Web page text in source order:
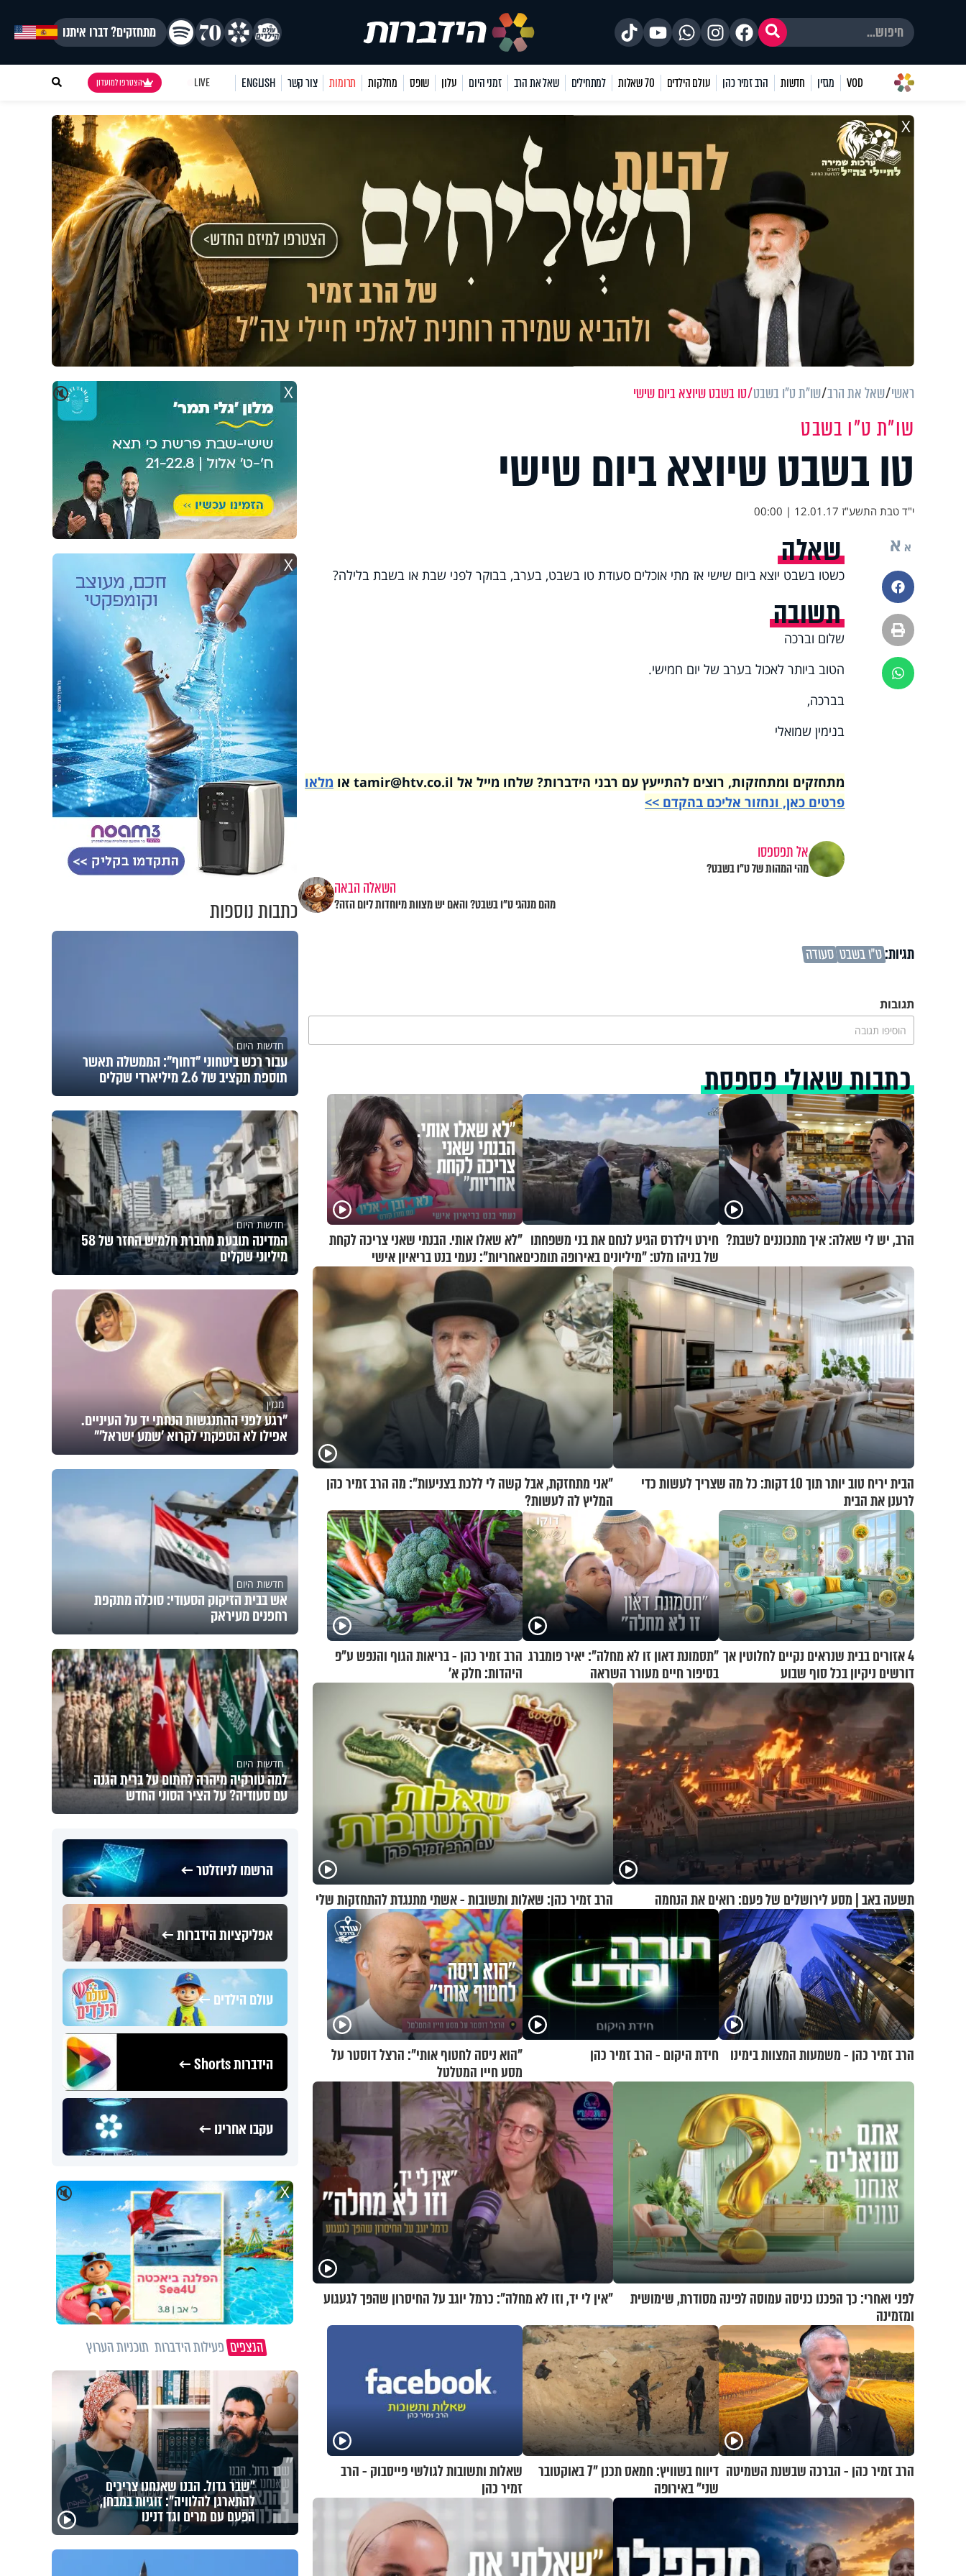
מתחזקים? דברו איתנו
VOD מגזין חדשות הרב זמיר כהן עולם הילדים 70 שאלות למתחילים שאל את הרב זמני היום עלון שופס מחלקות תרומות צור קשר ENGLISH
LIVE הצטרפו למועדון
X
ראשי שאל את הרב שו"ת ט"ו בשבט טו בשבט שיוצא ביום שישי
שו"ת ט"ו בשבט
טו בשבט שיוצא ביום שישי
י"ד טבת התשע"ז 12.01.17 | 00:00
א א
פייסבוק
הדפסה
ווטסאפ
שאלה
כשטו בשבט יוצא ביום שישי אז מתי אוכלים סעודת טו בשבט, בערב, בבוקר לפני שבת או בשבת בלילה?
תשובה
שלום וברכה
הטוב ביותר לאכול בערב של יום חמישי.
בברכה,
בנימין שמואלי
מתחזקים ומתחזקות, רוצים להתייעץ עם רבני הידברות? שלחו מייל אל tamir@htv.co.il או
מלאו
פרטים כאן, ונחזור אליכם בהקדם >>
אל תפספסו
מהי המהות של ט"ו בשבט?
השאלה הבאה
מהם מנהגי ט"ו בשבט? והאם יש מצוות מיוחדות ליום הזה?
תגיות:ט"ו בשבט סעודה
תגובות
הוסיפו תגובה
כתבות שאולי פספסת
הרב, יש לי שאלה: איך מתכוננים לשבת? חירט וילדרס הגיע לנחם את בני משפחתו
של בניהו מלט: "מיליונים באירופה תומכים
בכם"
"לא שאלו אותי. הבנתי שאני צריכה לקחת
אחריות": נעמי בנט בריאיון אישי
הבית יריח טוב יותר תוך 10 דקות: כל מה שצריך לעשות כדי
לרענן את הבית
"אני מתחזקת, אבל קשה לי ללכת בצניעות": מה הרב זמיר כהן
המליץ לה לעשות?
4 אזורים בבית שנראים נקיים לחלוטין אך
דורשים ניקיון בכל סוף שבוע
"תסמונת דאון זו לא מחלה": יאיר פומברג
בסיפור חיים מעורר השראה
הרב זמיר כהן - בריאות הגוף והנפש ע"פ
היהדות: חלק א’
תשעה באב | מסע לירושלים של פעם: רואים את הנחמה הרב זמיר כהן: שאלות ותשובות - אשתי מתנגדת להתחזקות שלי
הרב זמיר כהן - משמעות המצוות בימינו חידת היקום - הרב זמיר כהן
"הוא ניסה לחטוף אותי": הרצל דוסטר על
מסע חייו המטלטל
לפני ואחרי: כך הפכנו כניסה עמוסה לפינה מסודרת, שימושית
ומזמינה
"אין לי יד, וזו לא מחלה": כרמל יוגב על החיסרון שהפך לגעגוע
הרב זמיר כהן - הברכה שבשנת השמיטה
דיווח בשוויץ: חמאס תכנן "7 באוקטובר
שני" באירופה
שאלות ותשובות לגולשי פייסבוק - הרב
זמיר כהן
🔇 X
X
כתבות נוספות
חדשות היום
עבור רכש ביטחוני "דחוף": הממשלה תאשר
תוספת תקציב של 2.6 מיליארדי שקלים
חדשות היום
המדינה תובעת מחברת חלמיש החזר של 58
מיליוני שקלים
מגזין
"רגע לפני ההתנגשות הנחתי יד על העיניים.
אפילו לא הספקתי לקרוא 'שמע ישראל'"
חדשות היום
אש בבית הזיקוק הסעודי: סוכלה מתקפת
רחפנים מעיראק
חדשות היום
למה טורקיה מיהרה לחתום על ברית הגנה
עם סעודיה? על הציר הסוני החדש
הרשמו לניוזלטר ←
אפליקציות הידברות ←
עולם הילדים ←
הידברות Shorts ←
עקבו אחרינו ←
🔇 X
הנצפיםפעילות הידברות תוכניות הערוץ
1 לזיווגים, שלום בית וישועות: המשדר
העולמי של ט"ו באב